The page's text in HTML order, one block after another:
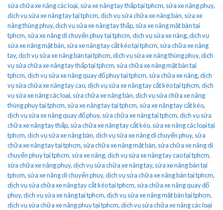
sửa chữa xe nâng các loại, sửa xe nâng tay thấp tại tphcm, sửa xe nâng phuy,
dịch vụ sửa xe nâng tay tại tphcm,dịch vụ sửa chữa xe nâng bàn, sửa xe
nâng thùng phuy,dịch vụ sửa xe nâng tay thấp, sửa xe nâng mặt bàn tại
tphcm, sửa xe nâng di chuyển phuy tại tphcm,dịch vụ sửa xe nâng,dịch vụ
sửa xe nâng mặt bàn, sửa xe nâng tay cắt kéo tại tphcm, sửa chữa xe nâng
tay,dịch vụ sửa xe nâng bàn tại tphcm,dịch vụ sửa xe nâng thùng phuy,dịch
vụ sửa chữa xe nâng tay thấp tại tphcm, sửa chữa xe nâng mặt bàn tại
tphcm,dịch vụ sửa xe nâng quay đổ phuy tại tphcm, sửa chữa xe nâng,dịch
vụ sửa chữa xe nâng tay cao,dịch vụ sửa xe nâng tay cắt kéo tại tphcm,dịch
vụ sửa xe nâng các loại, sửa chữa xe nâng bàn,dịch vụ sửa chữa xe nâng
thùng phuy tại tphcm, sửa xe nâng tay tại tphcm, sửa xe nâng tay cắt kéo,
dịch vụ sửa xe nâng quay đổ phuy, sửa chữa xe nâng tại tphcm,dịch vụ sửa
chữa xe nâng tay thấp, sửa chữa xe nâng tay cắt kéo, sửa xe nâng các loại tại
tphcm,dịch vụ sửa xe nâng bàn,dịch vụ sửa xe nâng di chuyển phuy, sửa
chữa xe nâng tay tại tphcm, sửa chữa xe nâng mặt bàn, sửa chữa xe nâng di
chuyển phuy tại tphcm, sửa xe nâng,dịch vụ sửa xe nâng tay cao tại tphcm,
sửa chữa xe nâng phuy,dịch vụ sửa chữa xe nâng tay, sửa xe nâng bàn tại
tphcm, sửa xe nâng di chuyển phuy,dịch vụ sửa chữa xe nâng bàn tại tphcm,
dịch vụ sửa chữa xe nâng tay cắt kéo tại tphcm, sửa chữa xe nâng quay đổ
phuy,dịch vụ sửa xe nâng tại tphcm,dịch vụ sửa xe nâng mặt bàn tại tphcm,
dịch vụ sửa chữa xe nâng phuy tại tphcm,dịch vụ sửa chữa xe nâng các loại